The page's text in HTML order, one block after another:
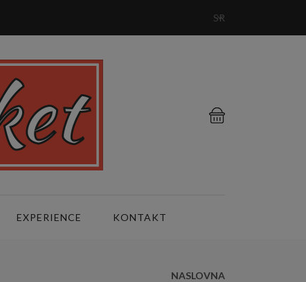
SR
EXPERIENCE KONTAKT
NASLOVNA